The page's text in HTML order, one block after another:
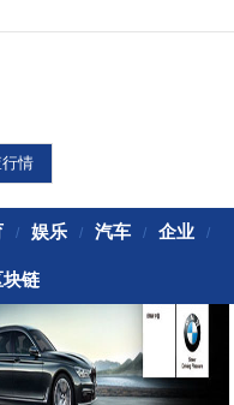
/ 娱乐 / 汽车 / 企业 /
块链